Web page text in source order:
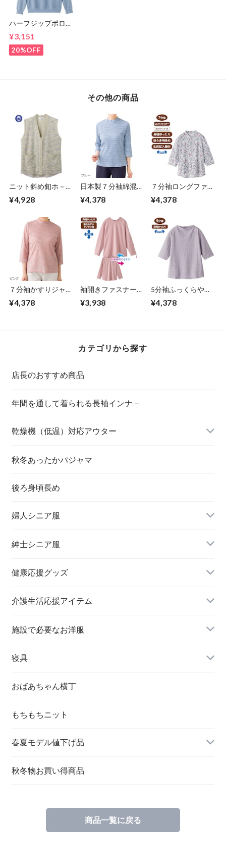
ハーフジップポロ衿
¥3,151
20%OFF
その他の商品
ニット斜め釦ホ－ル
人）
¥4,928
日本製７分袖綿混ボ
人）
¥4,378
７分袖ロングファス
人）LLサイズのみ
¥4,378
７分袖かすりジャガ
人）
¥4,378
袖開きファスナーま
¥3,938
5分袖ふっくらやわ
ャツ（婦人）
¥4,378
カテゴリから探す
店長のおすすめ商品
年間を通して着られる長袖インナ－
乾燥機（低温）対応アウター
秋冬あったかパジャマ
後ろ身頃長め
婦人シニア服
トップス
紳士シニア服
スラックス
健康応援グッズ
介護生活応援アイテム
施設で必要なお洋服
婦人 トップス
寝具
おばあちゃん横丁
もちもちニット
春夏モデル値下げ品
秋冬物お買い得商品
商品一覧に戻る